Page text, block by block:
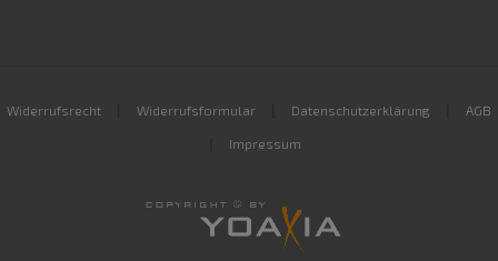
Widerrufsrecht Widerrufsformular Datenschutzerklärung AGB
Impressum